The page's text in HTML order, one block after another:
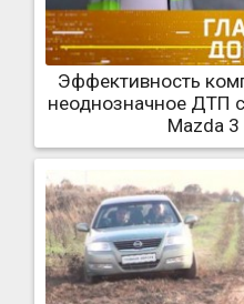
Эффективность
неоднозначное ДТП
Mazda